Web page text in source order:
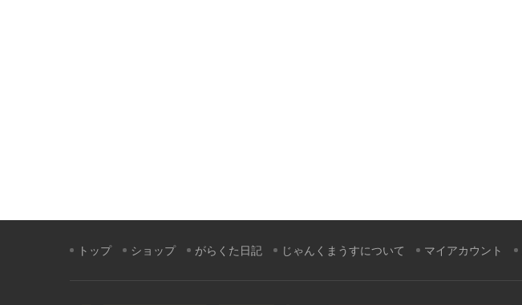
トップ ショップ がらくた日記 じゃんくまうすについて マイアカウント